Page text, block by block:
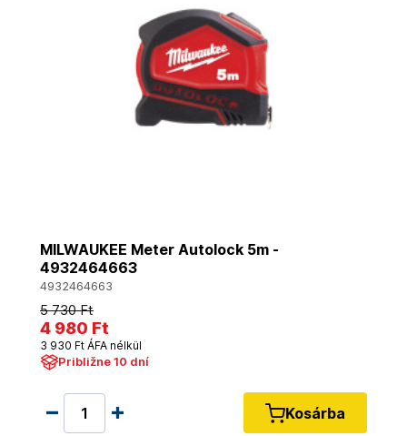
MILWAUKEE Meter Autolock 5m -
4932464663
4932464663
5 730 Ft
4 980 Ft
3 930 Ft ÁFA nélkül
Približne 10 dní
Kosárba